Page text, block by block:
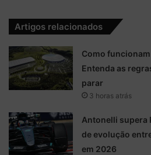
Artigos relacionados
Como
Entenda as
parar
3 horas atrás
Antonelli supera
de evolução
em 2026